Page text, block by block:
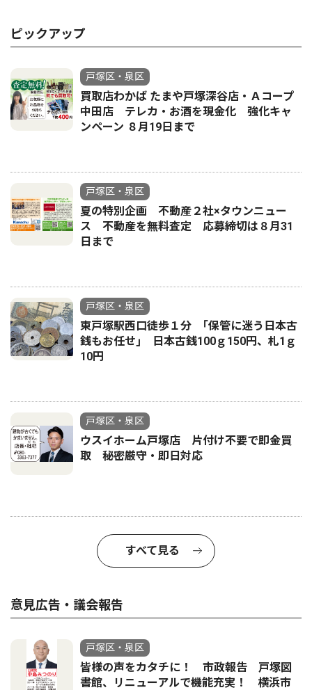
ピックアップ
戸塚区・泉区
買取店わかば たまや戸塚深谷店・Ａコープ
中田店 テレカ・お酒を現金化 強化キャ
ンペーン ８月19日まで
戸塚区・泉区
夏の特別企画 不動産２社×タウンニュー
ス 不動産を無料査定 応募締切は８月31
日まで
戸塚区・泉区
東戸塚駅西口徒歩１分 ｢保管に迷う日本古
銭もお任せ｣ 日本古銭100ｇ150円、札1ｇ
10円
戸塚区・泉区
ウスイホーム戸塚店 片付け不要で即金買
取 秘密厳守・即日対応
すべて見る
意見広告・議会報告
戸塚区・泉区
皆様の声をカタチに！ 市政報告 戸塚図
書館、リニューアルで機能充実！ 横浜市